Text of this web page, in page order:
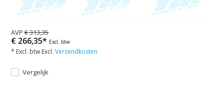
AVP€ 313,35
€ 266,35* Excl. btw
* Excl. btw Excl.Verzendkosten
Vergelijk